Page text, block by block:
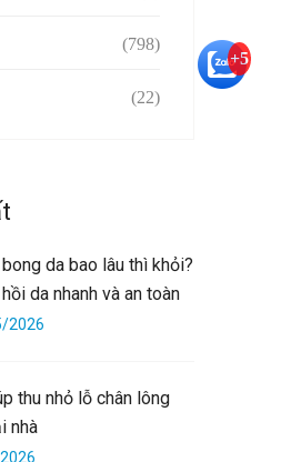
(798)
(22)
da bao lâu thì khỏi?
da nhanh và an toàn
2026
thu nhỏ lỗ chân lông
nhà
+5